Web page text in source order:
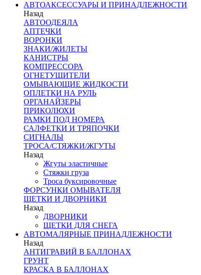
АВТОАКСЕССУАРЫ И ПРИНАДЛЕЖНОСТИ
Назад
АВТООДЕЯЛА
АПТЕЧКИ
ВОРОНКИ
ЗНАКИ/ЖИЛЕТЫ
КАНИСТРЫ
КОМПРЕССОРА
ОГНЕТУШИТЕЛИ
ОМЫВАЮЩИЕ ЖИДКОСТИ
ОПЛЕТКИ НА РУЛЬ
ОРГАНАЙЗЕРЫ
ПРИКОЛЮХИ
РАМКИ ПОД НОМЕРА
САЛФЕТКИ И ТРЯПОЧКИ
СИГНАЛЫ
ТРОСА/СТЯЖКИ/ЖГУТЫ
Назад
Жгуты эластичные
Стяжки груза
Троса буксировочные
ФОРСУНКИ ОМЫВАТЕЛЯ
ЩЕТКИ И ДВОРНИКИ
Назад
ДВОРНИКИ
ЩЕТКИ ДЛЯ СНЕГА
АВТОМАЛЯРНЫЕ ПРИНАДЛЕЖНОСТИ
Назад
АНТИГРАВИЙ В БАЛЛОНАХ
ГРУНТ
КРАСКА В БАЛЛОНАХ